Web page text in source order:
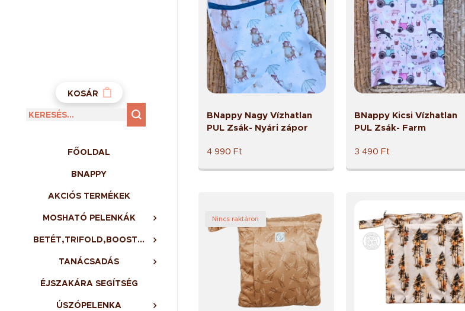
KOSÁR
FŐOLDAL
BNAPPY
AKCIÓS TERMÉKEK
MOSHATÓ PELENKÁK
BETÉT,TRIFOLD,BOOSTER,BELSŐ
TANÁCSADÁS
ÉJSZAKÁRA SEGÍTSÉG
ÚSZÓPELENKA
BNappy Nagy Vízhatlan
PUL Zsák- Nyári zápor
4 990 Ft
BNappy Kicsi Vízhatlan
PUL Zsák- Farm
3 490 Ft
Nincs raktáron